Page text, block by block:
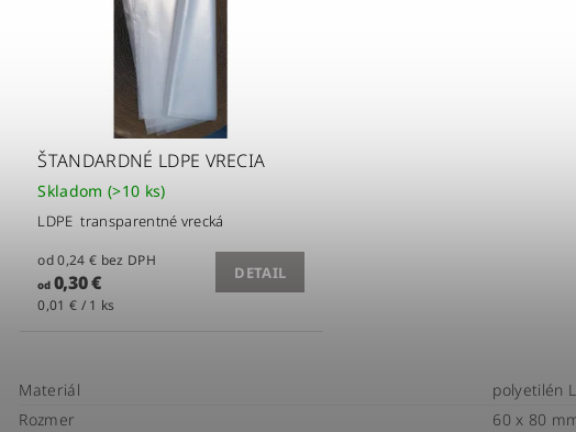
ŠTANDARDNÉ LDPE VRECIA
Skladom (>10 ks)
LDPE transparentné vrecká
od 0,24 € bez DPH
od0,30 €
0,01 € / 1 ks
DETAIL
Materiál
polyetilén
Rozmer
60 x 80